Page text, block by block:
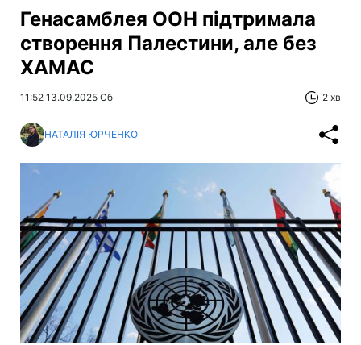
Генасамблея ООН підтримала
створення Палестини, але без
ХАМАС
11:52 13.09.2025 Сб 2 хв
НАТАЛІЯ ЮРЧЕНКО